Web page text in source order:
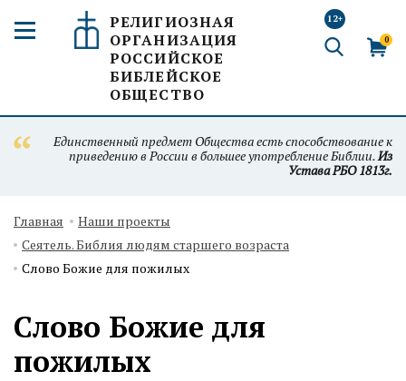
РЕЛИГИОЗНАЯ
ОРГАНИЗАЦИЯ
РОССИЙСКОЕ
БИБЛЕЙСКОЕ
ОБЩЕСТВО
12+
0
Единственный предмет Общества есть способствование к
приведению в России в большее употребление Библии.Из
Устава РБО 1813г.
Главная
Наши проекты
Сеятель. Библия людям старшего возраста
Слово Божие для пожилых
Слово Божие для
пожилых